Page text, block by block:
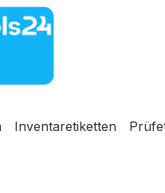
Inventaretiketten